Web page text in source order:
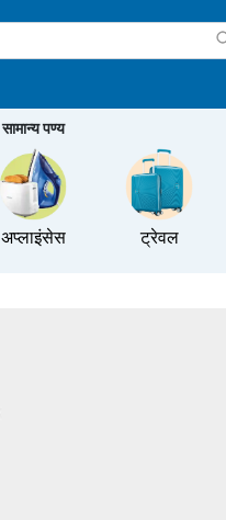
सामान्य पण्य
अप्लाइंसेस ट्रेवल